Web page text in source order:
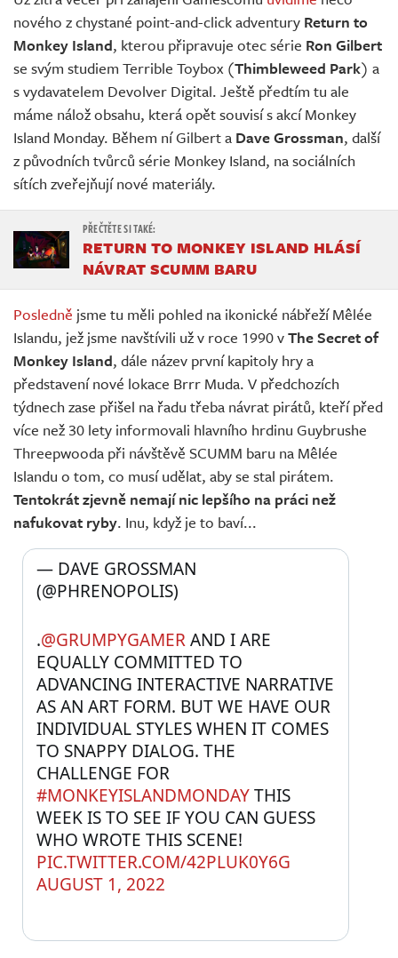
Živě
nového z chystané point-and-click adventury Return to
Monkey Island, kterou připravuje otec série Ron Gilbert
se svým studiem Terrible Toybox (Thimbleweed Park) a
s vydavatelem Devolver Digital. Ještě předtím tu ale
máme nálož obsahu, která opět souvisí s akcí Monkey
Island Monday. Během ní Gilbert a Dave Grossman, další
z původních tvůrců série Monkey Island, na sociálních
sítích zveřejňují nové materiály.
RETURN TO MONKEY ISLAND HLÁSÍ
NÁVRAT SCUMM BARU
Posledně jsme tu měli pohled na ikonické nábřeží Mêlée
Islandu, jež jsme navštívili už v roce 1990 vThe Secret of
Monkey Island, dále název první kapitoly hry a
představení nové lokace Brrr Muda. V předchozích
týdnech zase přišel na řadu třeba návrat pirátů, kteří před
více než 30 lety informovali hlavního hrdinu Guybrushe
Threepwooda při návštěvě SCUMM baru na Mêlée
Islandu o tom, co musí udělat, aby se stal pirátem.
Tentokrát zjevně nemají nic lepšího na práci než
nafukovat ryby. Inu, když je to baví...
.@GRUMPYGAMER AND I ARE
EQUALLY COMMITTED TO
ADVANCING INTERACTIVE NARRATIVE
AS AN ART FORM. BUT WE HAVE OUR
INDIVIDUAL STYLES WHEN IT COMES
TO SNAPPY DIALOG. THE
#MONKEYISLANDMONDAY THIS
WEEK IS TO SEE IF YOU CAN GUESS
PIC.TWITTER.COM/42PLUK0Y6G
— DAVE GROSSMAN
(@PHRENOPOLIS)
AUGUST 1, 2022